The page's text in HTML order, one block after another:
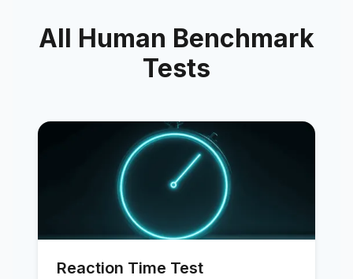
All Human Benchmark
Tests
Reaction Time Test